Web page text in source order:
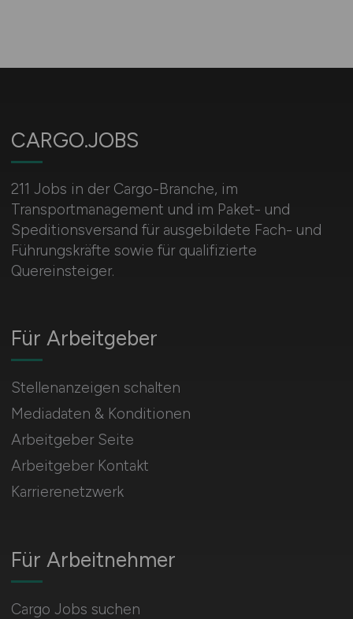
CARGO.JOBS
211 Jobs in der Cargo-Branche, im
Transportmanagement und im Paket- und
Speditionsversand für ausgebildete Fach- und
Führungskräfte sowie für qualifizierte
Quereinsteiger.
Für Arbeitnehmer
Cargo Jobs suchen
Für Arbeitgeber
Stellenanzeigen schalten
Mediadaten & Konditionen
Arbeitgeber Seite
Arbeitgeber Kontakt
Karrierenetzwerk